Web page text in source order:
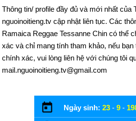
Thông tin/ profile đầy đủ và mới nhất của
nguoinoitieng.tv cập nhật liên tục. Các
Ramaica Reggae Tessanne Chin có thể
xác và chỉ mang tính tham khảo, nếu
chính xác, vui lòng liên hệ với chúng tôi
mail.nguoinoitieng.tv@gmail.com
Ngày sinh: 23 - 9 -